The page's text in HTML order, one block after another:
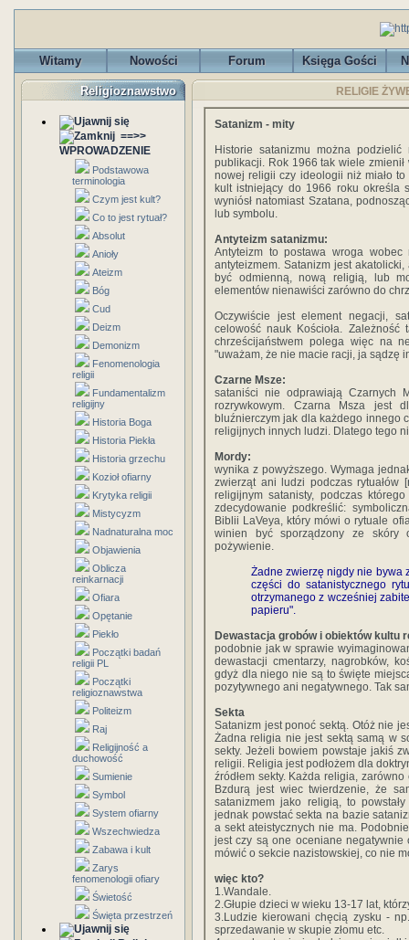
Witamy Nowości Forum Księga Gości
Religioznawstwo
==>>
WPROWADZENIE
Podstawowa
terminologia
Czym jest kult?
Co to jest rytuał?
Absolut
Anioły
Ateizm
Bóg
Cud
Deizm
Demonizm
Fenomenologia
religii
Fundamentalizm
religijny
Historia Boga
Historia Piekła
Historia grzechu
Kozioł ofiarny
Krytyka religii
Mistycyzm
Nadnaturalna moc
Objawienia
Oblicza
reinkarnacji
Ofiara
Opętanie
Piekło
Początki badań
religii PL
Początki
religioznawstwa
Politeizm
Raj
Religijność a
duchowość
Sumienie
Symbol
System ofiarny
Wszechwiedza
Zabawa i kult
Zarys
fenomenologii ofiary
Świetość
Święta przestrzeń
RELIGIE
Satanizm - mity
Historie satanizmu można
publikacji. Rok 1966 tak wiele
nowej religii czy ideologii niż miało
kult istniejący do 1966 roku określa
wyniósł natomiast Szatana,
lub symbolu.
Antyteizm satanizmu:
Antyteizm to postawa wroga
antyteizmem. Satanizm jest
być odmienną, nową religią, lub
elementów nienawiści zarówno do
Oczywiście jest element negacji,
celowość nauk Kościoła.
chrześcijaństwem polega więc na
"uważam, że nie macie racji, ja sądzę
Czarne Msze:
sataniści nie odprawiają Czarnych
rozrywkowym. Czarna Msza jest
bluźnierczym jak dla każdego innego
religijnych innych ludzi. Dlatego tego
Mordy:
wynika z powyższego. Wymaga
zwierząt ani ludzi podczas rytuałów
religijnym satanisty, podczas
zdecydowanie podkreślić:
Biblii LaVeya, który mówi o rytuale
winien być sporządzony ze skóry
pożywienie.
Żadne zwierzę nigdy nie bywa
części do satanistycznego
otrzymanego z wcześniej
papieru".
Dewastacja grobów i obiektów kultu
podobnie jak w sprawie
dewastacji cmentarzy, nagrobków,
gdyż dla niego nie są to święte
pozytywnego ani negatywnego. Tak
Sekta
Satanizm jest ponoć sektą. Otóż nie
Żadna religia nie jest sektą samą w
sekty. Jeżeli bowiem powstaje jakiś
religii. Religia jest podłożem dla
źródłem sekty. Każda religia,
Bzdurą jest wiec twierdzenie, że
satanizmem jako religią, to
jednak powstać sekta na bazie
a sekt ateistycznych nie ma.
jest czy są one oceniane
mówić o sekcie nazistowskiej, co nie
więc kto?
1.Wandale.
2.Głupie dzieci w wieku 13-17 lat,
3.Ludzie kierowani chęcią zysku -
sprzedawanie w skupie złomu etc.